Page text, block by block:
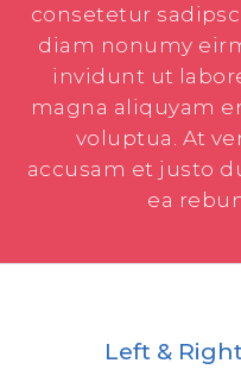
consetetur
diam nonumy
invidunt ut
magna aliquyam
voluptua. At
accusam et justo
ea
Left &